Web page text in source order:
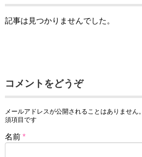
記事は見つかりませんでした。
コメントをどうぞ
メールアドレスが公開されることはありません。
須項目です
名前 *